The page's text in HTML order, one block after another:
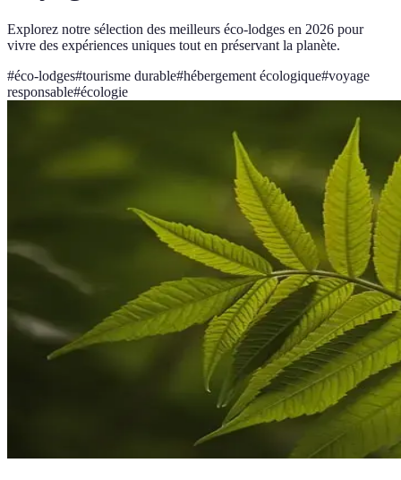
Explorez notre sélection des meilleurs éco-lodges en 2026 pour
vivre des expériences uniques tout en préservant la planète.
#éco-lodges#tourisme durable#hébergement écologique#voyage
responsable#écologie